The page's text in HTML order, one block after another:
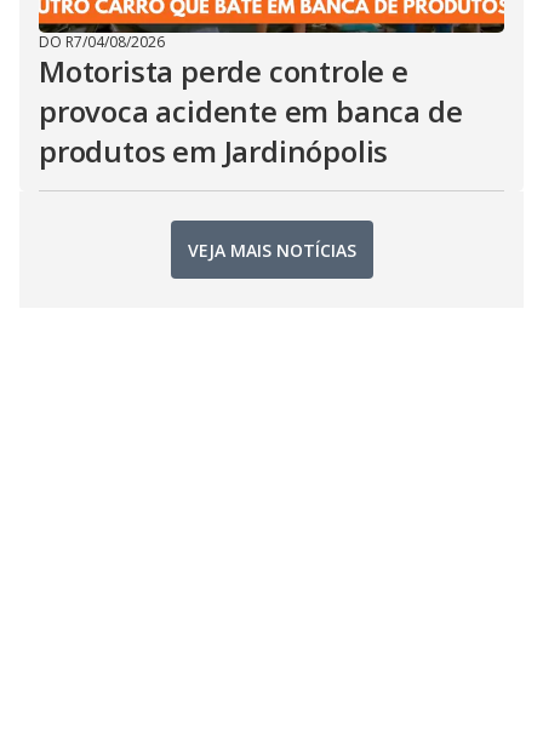
DO R7/04/08/2026
Motorista perde controle e
provoca acidente em banca de
produtos em Jardinópolis
VEJA MAIS NOTÍCIAS